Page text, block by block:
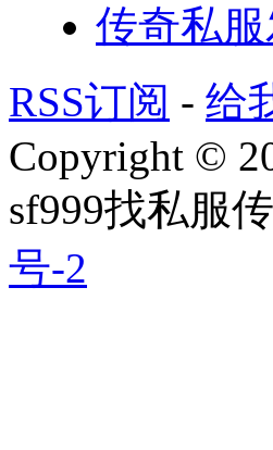
传奇私服
RSS订阅 - 给
Copyright ©
sf999找私服
号-2